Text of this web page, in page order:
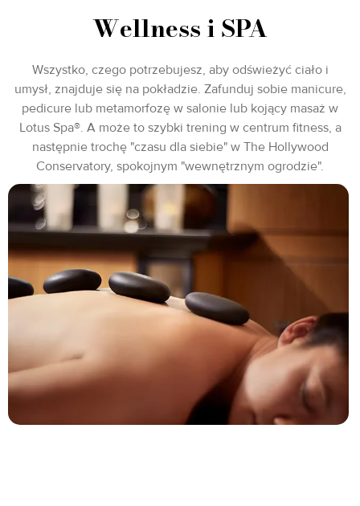
Wellness i SPA
Wszystko, czego potrzebujesz, aby odświeżyć ciało i
umysł, znajduje się na pokładzie. Zafunduj sobie manicure,
pedicure lub metamorfozę w salonie lub kojący masaż w
Lotus Spa®. A może to szybki trening w centrum fitness, a
następnie trochę "czasu dla siebie" w The Hollywood
Conservatory, spokojnym "wewnętrznym ogrodzie".